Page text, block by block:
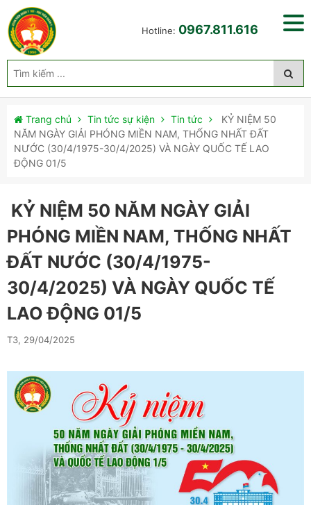
Hotline: 0967.811.616
Trang chủ Tin tức sự kiện Tin tức
KỶ NIỆM 50
NĂM NGÀY GIẢI PHÓNG MIỀN NAM, THỐNG NHẤT ĐẤT
NƯỚC (30/4/1975-30/4/2025) VÀ NGÀY QUỐC TẾ LAO
ĐỘNG 01/5
KỶ NIỆM 50 NĂM NGÀY GIẢI
PHÓNG MIỀN NAM, THỐNG NHẤT
ĐẤT NƯỚC (30/4/1975-
30/4/2025) VÀ NGÀY QUỐC TẾ
LAO ĐỘNG 01/5
T3, 29/04/2025